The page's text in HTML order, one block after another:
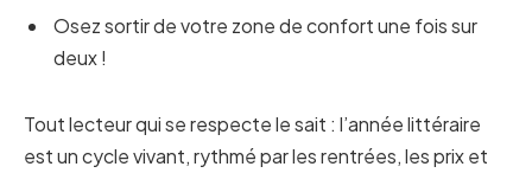
Osez sortir de votre zone de confort une fois sur
deux !
Tout lecteur qui se respecte le sait : l’année littéraire
est un cycle vivant, rythmé par les rentrées, les prix et